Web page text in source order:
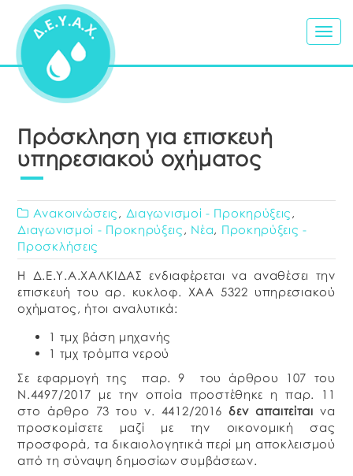
Πρόσκληση για επισκευή
υπηρεσιακού οχήματος
Ανακοινώσεις , Διαγωνισμοί - Προκηρύξεις ,
Διαγωνισμοί - Προκηρύξεις , Νέα, Προκηρύξεις -
Προσκλήσεις
Η Δ.Ε.Υ.Α.ΧΑΛΚΙΔΑΣ ενδιαφέρεται να αναθέσει την
επισκευή του αρ. κυκλοφ. XAA 5322 υπηρεσιακού
οχήματος, ήτοι αναλυτικά:
1 τμχ βάση μηχανής
1 τμχ τρόμπα νερού
Σε εφαρμογή της παρ. 9 του άρθρου 107 του
Ν.4497/2017 με την οποία προστέθηκε η παρ. 11
στο άρθρο 73 του ν. 4412/2016δεν απαιτείται να
προσκομίσετε μαζί με την οικονομική σας
προσφορά, τα δικαιολογητικά περί μη αποκλεισμού
από τη σύναψη δημοσίων συμβάσεων.